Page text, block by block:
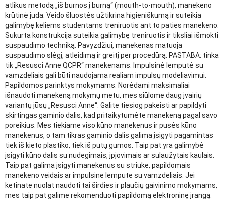
atlikus metodą „iš burnos į burną“ (mouth-to-mouth), manekeno
krūtinė juda. Veido šluostės užtikrina higieniškumą ir suteikia
galimybę keliems studentams treniruotis ant to paties manekeno.
Sukurta konstrukcija suteikia galimybę treniruotis ir tiksliai išmokti
suspaudimo techniką. Pavyzdžiui, manekenas matuoja
suspaudimo slėgį, atleidimą ir greitį perprocedūrą. PASTABA: tinka
tik „Resusci Anne QCPR“ manekenams. Impulsinė lemputė su
vamzdeliais gali būti naudojama realiam impulsų modeliavimui.
Papildomos parinktys mokymams: Norėdami maksimaliai
išnaudoti manekeną mokymų metu, mes siūlome daug įvairių
variantų jūsų „Resusci Anne“. Galite tiesiog pakeisti ar papildyti
skirtingas gaminio dalis, kad pritaikytumėte manekeną pagal savo
poreikius. Mes tiekiame viso kūno manekenus ir pusės kūno
manekenus, o tam tikras gaminio dalis galima įsigyti pagamintas
tiek iš kieto plastiko, tiek iš putų gumos. Taip pat yra galimybė
įsigyti kūno dalis su nudegimais, įpjovimais ar sulaužytais kaulais.
Taip pat galima įsigyti manekenus su striuke, papildomais
manekeno veidais ar impulsine lempute su vamzdeliais. Jei
ketinate nuolat naudoti tai širdies ir plaučių gaivinimo mokymams,
mes taip pat galime rekomenduoti papildomą elektroninę įrangą.